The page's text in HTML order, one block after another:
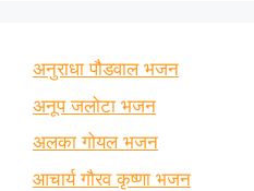
अनुराधा पौडवाल भजन
अनूप जलोटा भजन
अलका गोयल भजन
आचार्य गौरव कृष्णा भजन